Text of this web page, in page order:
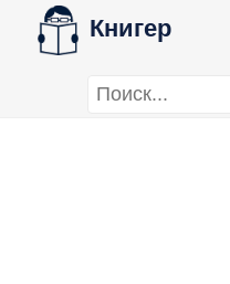
Книгер